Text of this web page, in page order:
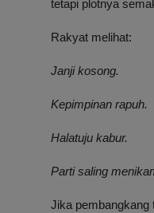
tetapi plotnya
Rakyat melihat:
Janji kosong.
Kepimpinan rapuh.
Halatuju kabur.
Parti saling
Jika pembangkang